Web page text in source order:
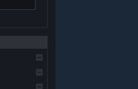
pidätetään. Kaikki